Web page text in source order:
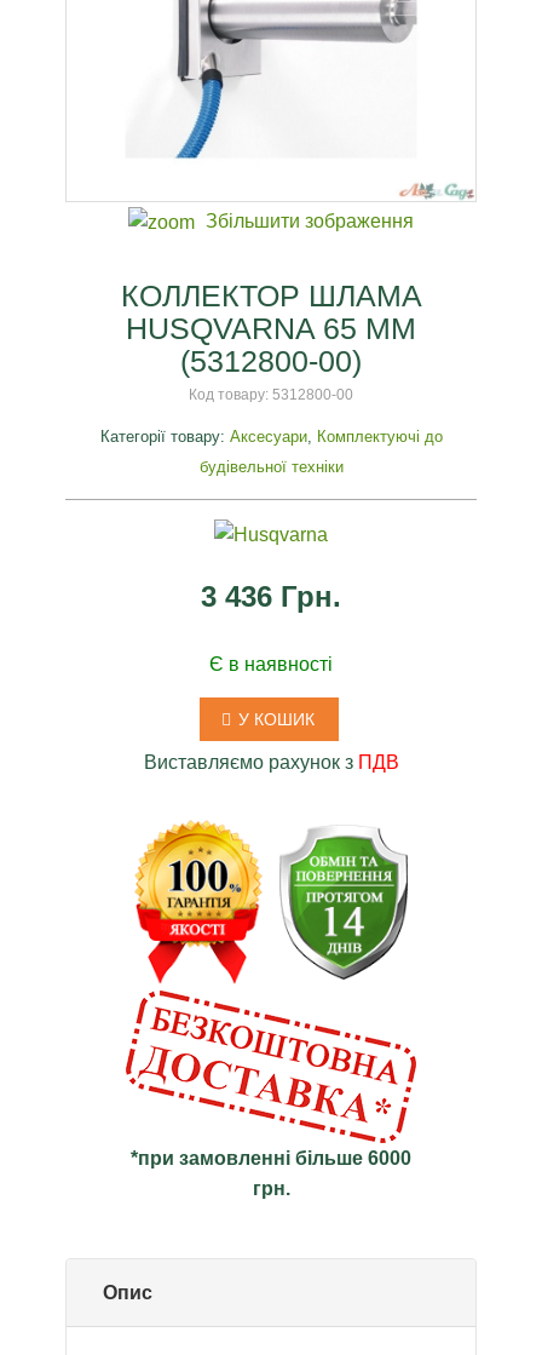
Збільшити зображення
КОЛЛЕКТОР ШЛАМА
HUSQVARNA 65 ММ
(5312800-00)
Код товару: 5312800-00
Категорії товару: Аксесуари,
Комплектуючі до
будівельної техніки
3 436 Грн.
Є в наявності
У КОШИК
Виставляємо рахунок з ПДВ
*при замовленні більше 6000
грн.
Опис